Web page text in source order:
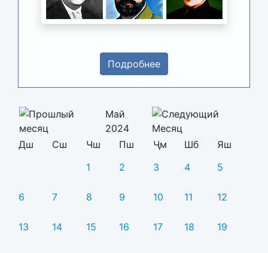
Подробнее
Май
2024
Дш
Сш Чш Пш Ҷм Шб
Яш
1
2 3 4 5
6 7 8 9 10 11 12
13 14 15 16 17 18 19